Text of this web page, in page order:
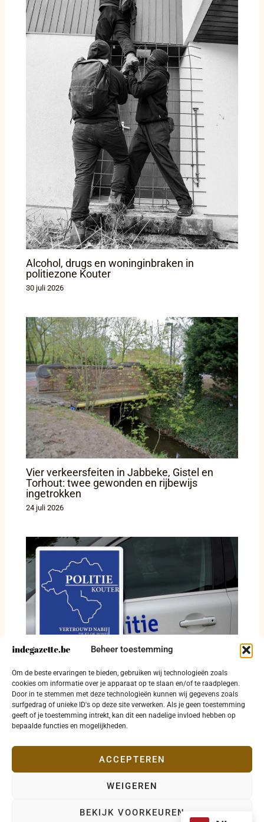
Beheer toestemming
Om de beste ervaringen te bieden, gebruiken wij technologieën zoals
cookies om informatie over je apparaat op te slaan en/of te raadplegen.
Door in te stemmen met deze technologieën kunnen wij gegevens zoals
surfgedrag of unieke ID's op deze site verwerken. Als je geen toestemming
geeft of je toestemming intrekt, kan dit een nadelige invloed hebben op
bepaalde functies en mogelijkheden.
ACCEPTEREN
WEIGEREN
BEKIJK VOORKEUREN
Alcohol, drugs en woninginbraken in
politiezone Kouter
30 juli 2026
Vier verkeersfeiten in Jabbeke, Gistel en
Torhout: twee gewonden en rijbewijs
ingetrokken
24 juli 2026
Dodelijk ongeval, gewonde fietser en
alcoholinbreuken in politiezone Kouter
24 juli 2026
Copyright © 2026 indegazette.be |Privacy